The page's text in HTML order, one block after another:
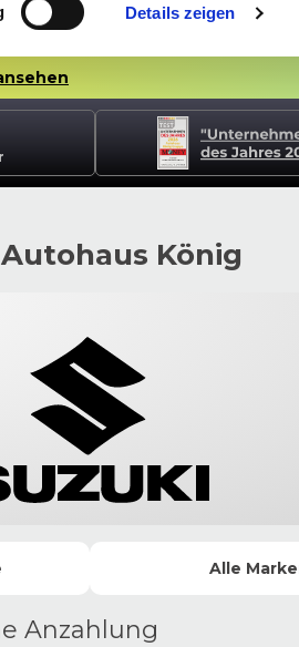
Details zeigen
König
Alle
Anzahlung